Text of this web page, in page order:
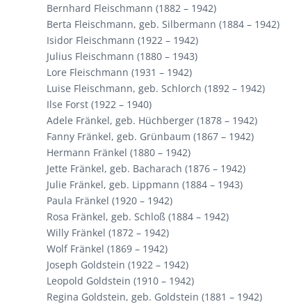
Bernhard Fleischmann (1882 – 1942)
Berta Fleischmann, geb. Silbermann (1884 – 1942)
Isidor Fleischmann (1922 – 1942)
Julius Fleischmann (1880 – 1943)
Lore Fleischmann (1931 – 1942)
Luise Fleischmann, geb. Schlorch (1892 – 1942)
Ilse Forst (1922 – 1940)
Adele Fränkel, geb. Hüchberger (1878 – 1942)
Fanny Fränkel, geb. Grünbaum (1867 – 1942)
Hermann Fränkel (1880 – 1942)
Jette Fränkel, geb. Bacharach (1876 – 1942)
Julie Fränkel, geb. Lippmann (1884 – 1943)
Paula Fränkel (1920 – 1942)
Rosa Fränkel, geb. Schloß (1884 – 1942)
Willy Fränkel (1872 – 1942)
Wolf Fränkel (1869 – 1942)
Joseph Goldstein (1922 – 1942)
Leopold Goldstein (1910 – 1942)
Regina Goldstein, geb. Goldstein (1881 – 1942)